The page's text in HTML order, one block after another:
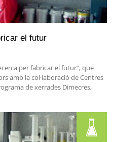
el futur
per fabricar el futur”, que
amb la col·laboració de Centres
de xerrades Dimecres,